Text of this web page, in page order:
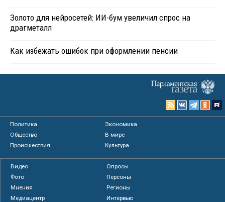
Золото для нейросетей: ИИ-бум увеличил спрос на
драгметалл
Как избежать ошибок при оформлении пенсии
Политика
Экономика
Общество
В мире
Происшествия
Культура
Видео
Опросы
Фото
Персоны
Мнения
Регионы
Медиацентр
Интервью